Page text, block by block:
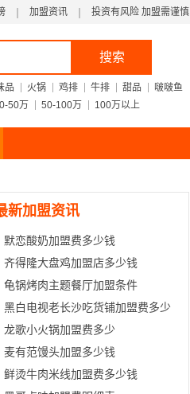
投资有风险 加盟需谨慎
加盟资讯
搜索
品 火锅 鸡排 牛排 甜品
啵啵鱼
50万 50-100万 100万以上
新加盟资讯
默恋酸奶加盟费多少钱
齐得隆大盘鸡加盟店多少钱
龟锅烤肉主题餐厅加盟条件
黑白电视老长沙吃货铺加盟费多少
龙歌小火锅加盟费多少
麦有范馒头加盟多少钱
鲜烫牛肉米线加盟费多少钱